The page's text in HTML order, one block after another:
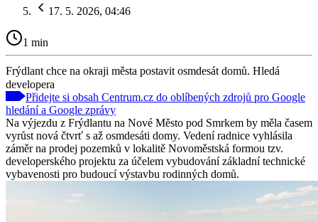
17. 5. 2026, 04:46
1 min
Frýdlant chce na okraji města postavit osmdesát domů. Hledá
developera
Přidejte si obsah Centrum.cz do oblíbených zdrojů pro Google
hledání a Google zprávy
Na výjezdu z Frýdlantu na Nové Město pod Smrkem by měla časem
vyrůst nová čtvrť s až osmdesáti domy. Vedení radnice vyhlásila
záměr na prodej pozemků v lokalitě Novoměstská formou tzv.
developerského projektu za účelem vybudování základní technické
vybavenosti pro budoucí výstavbu rodinných domů.